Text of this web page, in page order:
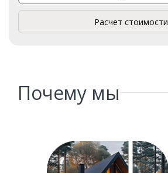
Комментарий к заказу
Расчет стоимости
Почему мы